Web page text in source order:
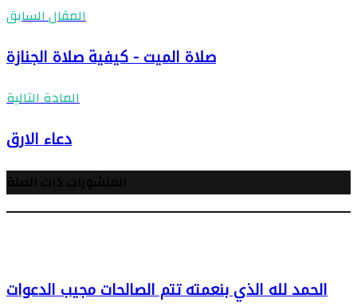
المقال السابق
صلاة الميت - كيفية صلاة الجنازة
المادة التالية
دعاء الارق
الحمد لله الذي بنعمته تتم الصالحات مجيب الدعوات